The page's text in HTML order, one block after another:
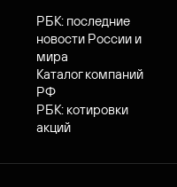
РБК: последние
новости России и
мира
Каталог компаний
РФ
РБК: котировки
акций